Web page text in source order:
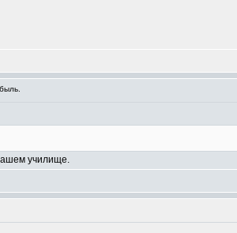
училище.